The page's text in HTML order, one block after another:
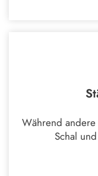
Während
Schal